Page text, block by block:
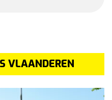
VLAANDEREN